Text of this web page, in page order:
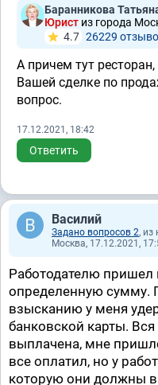
Баранникова
Юрист из города
4.7 26229
А причем тут
Вашей сделке по
вопрос.
17.12.2021, 18:42
Ответить
Василий
Задано вопросов 2, из
Москва, 17.12.2021,
Работодателю пришел
определенную сумму.
взысканию у меня
банковской карты.
выплачена, мне
все оплатил, но у
которую они должны